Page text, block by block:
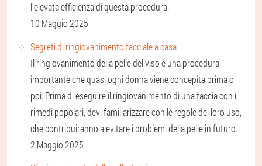
l'elevata efficienza di questa procedura.
10 Maggio 2025
Segreti di ringiovanimento facciale a casa
Il ringiovanimento della pelle del viso è una procedura
importante che quasi ogni donna viene concepita prima o
poi. Prima di eseguire il ringiovanimento di una faccia con i
rimedi popolari, devi familiarizzare con le regole del loro uso,
che contribuiranno a evitare i problemi della pelle in futuro.
2 Maggio 2025